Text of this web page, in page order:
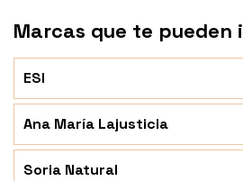
Marcas que te pueden
ESI
Ana María Lajusticia
Soria Natural